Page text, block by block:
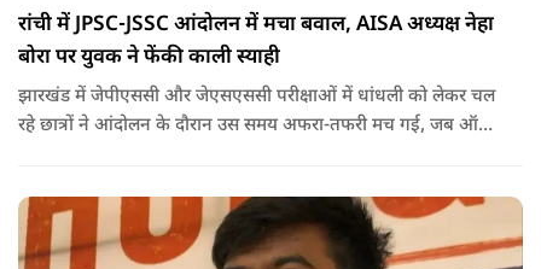
रांची में JPSC-JSSC आंदोलन में मचा बवाल, AISA अध्यक्ष नेहा
बोरा पर युवक ने फेंकी काली स्याही
झारखंड में जेपीएससी और जेएसएससी परीक्षाओं में धांधली को लेकर चल
रहे छात्रों ने आंदोलन के दौरान उस समय अफरा-तफरी मच गई, जब ऑल